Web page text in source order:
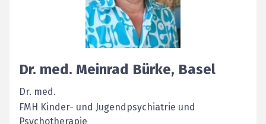
Dr. med. Meinrad Bürke, Basel
Dr. med.
FMH Kinder- und Jugendpsychiatrie und
Psychotherapie